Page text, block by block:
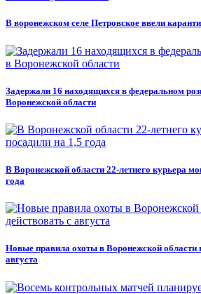
В воронежском селе Петровское ввели
Задержали 16 находящихся в федеральном
Воронежской области
В Воронежской области 22-летнего курьера
года
Новые правила охоты в Воронежской области
августа